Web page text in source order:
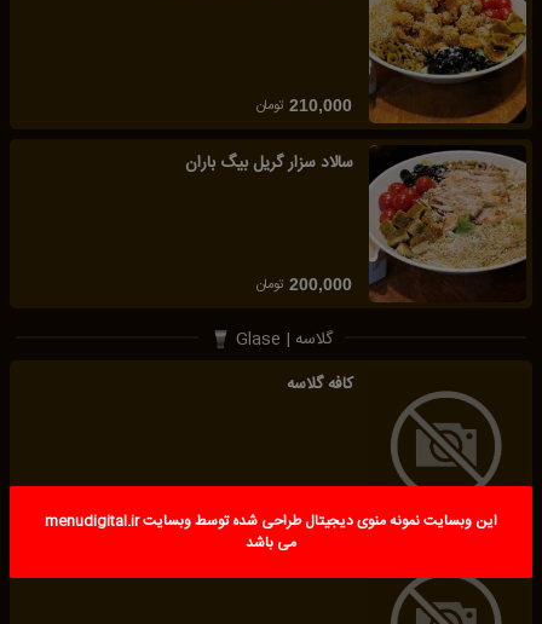
210,000 تومان
سالاد سزار گریل بیگ باران
200,000 تومان
گلاسه | Glase
کافه گلاسه